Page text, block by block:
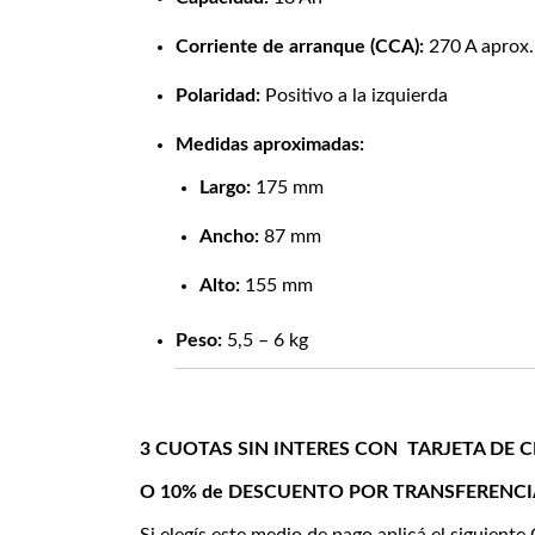
Corriente de arranque (CCA): 270 A aprox.
Polaridad: Positivo a la izquierda
Medidas aproximadas:
Largo: 175 mm
Ancho: 87 mm
Alto: 155 mm
Peso: 5,5 – 6 kg
3 CUOTAS SIN INTERES CON TARJETA DE
O 10% de DESCUENTO POR